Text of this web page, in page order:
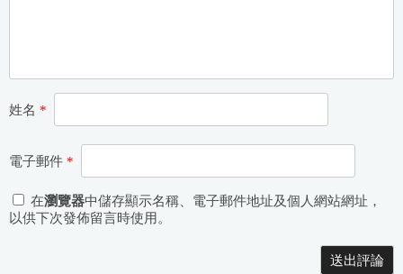
姓名 *
電子郵件 *
在瀏覽器中儲存顯示名稱、電子郵件地址及個人網站網址，
以供下次發佈留言時使用。